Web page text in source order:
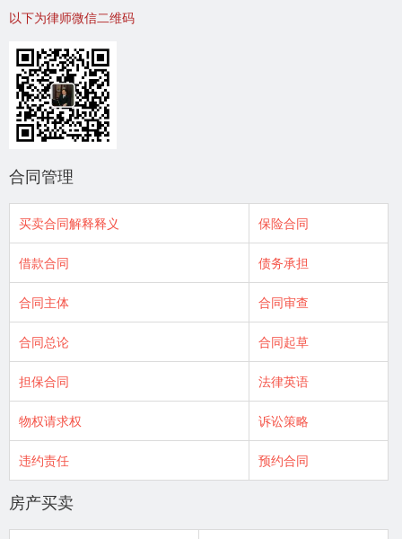
以下为律师微信二维码
合同管理
买卖合同解释释义 保险合同
借款合同 债务承担
合同主体 合同审查
合同总论 合同起草
担保合同 法律英语
物权请求权 诉讼策略
违约责任 预约合同
房产买卖